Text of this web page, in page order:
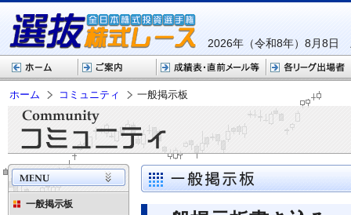
2026年（令和8年）8月8日
ホーム コミュニティ 一般掲示板
一般掲示板